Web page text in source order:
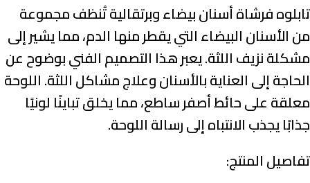
تابلوه فرشاة أسنان بيضاء وبرتقالية تُنظف مجموعة
من الأسنان البيضاء التي يقطر منها الدم، مما يشير إلى
مشكلة نزيف اللثة. يعبر هذا التصميم الفني بوضوح عن
الحاجة إلى العناية بالأسنان وعلاج مشاكل اللثة. اللوحة
معلقة على حائط أصفر ساطع، مما يخلق تباينًا لونيًا
جذابًا يجذب الانتباه إلى رسالة اللوحة.
تفاصيل المنتج: